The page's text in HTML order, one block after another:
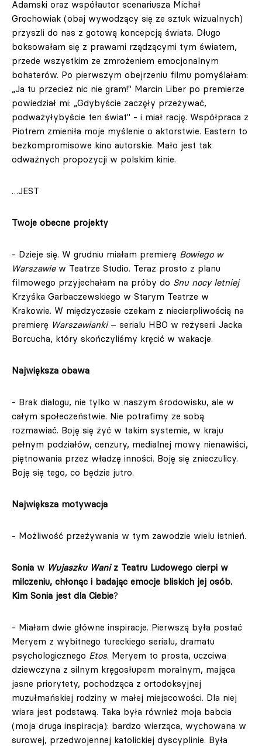
Adamski oraz współautor scenariusza Michał
Grochowiak (obaj wywodzący się ze sztuk wizualnych)
przyszli do nas z gotową koncepcją świata. Długo
boksowałam się z prawami rządzącymi tym światem,
przede wszystkim ze zmrożeniem emocjonalnym
bohaterów. Po pierwszym obejrzeniu filmu pomyślałam:
„Ja tu przecież nic nie gram!" Marcin Liber po premierze
powiedział mi: „Gdybyście zaczęły przeżywać,
podważyłybyście ten świat" - i miał rację. Współpraca z
Piotrem zmieniła moje myślenie o aktorstwie. Eastern to
bezkompromisowe kino autorskie. Mało jest tak
odważnych propozycji w polskim kinie.
…JEST
Twoje obecne projekty
- Dzieje się. W grudniu miałam premierę Bowiego w
Warszawiew Teatrze Studio. Teraz prosto z planu
filmowego przyjechałam na próby do Snu nocy letniej
Krzyśka Garbaczewskiego w Starym Teatrze w
Krakowie. W międzyczasie czekam z niecierpliwością na
premierę Warszawianki– serialu HBO w reżyserii Jacka
Borcucha, który skończyliśmy kręcić w wakacje.
Największa obawa
- Brak dialogu, nie tylko w naszym środowisku, ale w
całym społeczeństwie. Nie potrafimy ze sobą
rozmawiać. Boję się żyć w takim systemie, w kraju
pełnym podziałów, cenzury, medialnej mowy nienawiści,
piętnowania przez władzę inności. Boję się znieczulicy.
Boję się tego, co będzie jutro.
Największa motywacja
- Możliwość przeżywania w tym zawodzie wielu istnień.
Sonia w Wujaszku Waniz Teatru Ludowego cierpi w
milczeniu, chłonąc i badając emocje bliskich jej osób.
Kim Sonia jest dla Ciebie?
- Miałam dwie główne inspiracje. Pierwszą była postać
Meryem z wybitnego tureckiego serialu, dramatu
psychologicznego Etos. Meryem to prosta, uczciwa
dziewczyna z silnym kręgosłupem moralnym, mająca
jasne priorytety, pochodząca z ortodoksyjnej
muzułmańskiej rodziny w małej miejscowości. Dla niej
wiara jest podstawą. Taka była również moja babcia
(moja druga inspiracja): bardzo wierząca, wychowana w
surowej, przedwojennej katolickiej dyscyplinie. Była